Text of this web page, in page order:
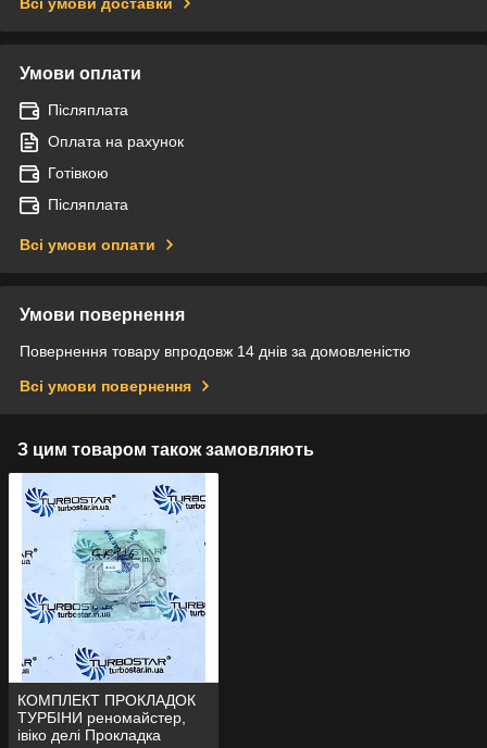
Умови оплати
Післяплата
Оплата на рахунок
Готівкою
Післяплата
Всі умови оплати
Умови повернення
Повернення товару впродовж 14 днів за домовленістю
Всі умови повернення
З цим товаром також замовляють
КОМПЛЕКТ ПРОКЛАДОК
ТУРБІНИ реномайстер,
івіко делі Прокладка